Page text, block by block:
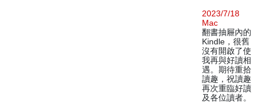
2023/7/18
Mac
翻書抽屜內的
Kindle，很舊
沒有開啟了使
我再與好讀相
遇。期待重拾
讀趣，祝讀趣
再次重臨好讀
及各位讀者。